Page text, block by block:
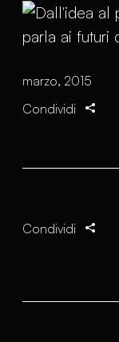
marzo, 2015
Condividi
Condividi